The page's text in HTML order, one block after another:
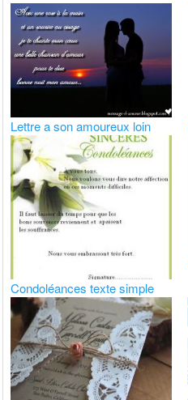
Lettre a son amoureux loin
Condoléances texte simple